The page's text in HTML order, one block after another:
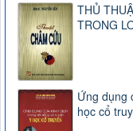
THỦ
TRONG
Ứng dụng
học cổ